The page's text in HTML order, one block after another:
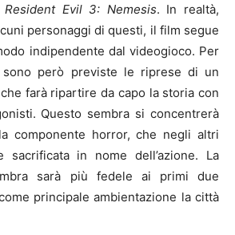
Resident Evil 3: Nemesis. In realtà,
personaggi di questi, il film segue
indipendente dal videogioco. Per
sono però previste le riprese di un
farà ripartire da capo la storia con
Questo sembra si concentrerà
componente horror, che negli altri
sacrificata in nome dell’azione. La
sarà più fedele ai primi due
principale ambientazione la città